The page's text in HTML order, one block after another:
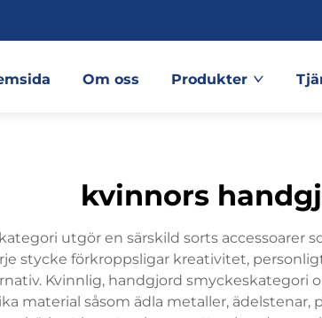
Om oss Produkter
kvinnors
utgör en särskild sorts
stycke förkroppsligar kreativitet,
Kvinnlig, handgjord smyckeskategori
material såsom ädla metaller,